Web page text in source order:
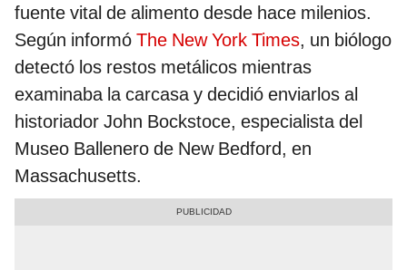
fuente vital de alimento desde hace milenios.
Según informó The New York Times, un biólogo
detectó los restos metálicos mientras
examinaba la carcasa y decidió enviarlos al
historiador John Bockstoce, especialista del
Museo Ballenero de New Bedford, en
Massachusetts.